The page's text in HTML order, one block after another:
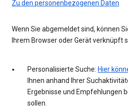
Zu den personenbezogenen Daten
Wenn Sie abgemeldet sind, können
Ihrem Browser oder Gerät verknüpft
Personalisierte Suche: Hier
Ihnen anhand Ihrer
Ergebnisse und Empfehlungen
sollen.